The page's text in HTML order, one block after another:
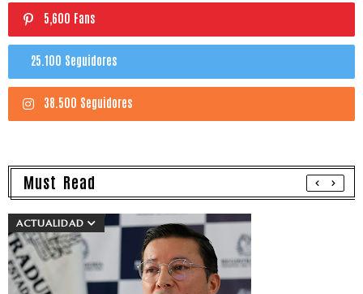
5,600 Fans
25.100 Seguidores
38.500 Seguidores
Must Read
ACTUALIDAD